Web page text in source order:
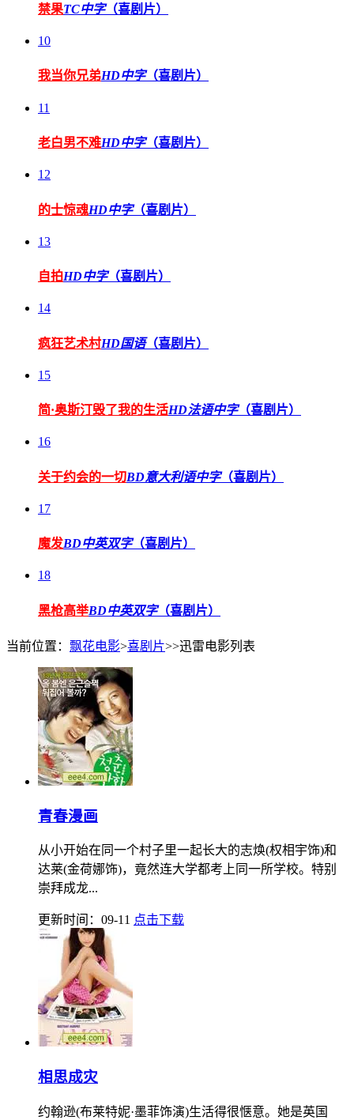
禁果TC中字（喜剧片）
10
我当你兄弟HD中字（喜剧片）
11
老白男不难HD中字（喜剧片）
12
的士惊魂HD中字（喜剧片）
13
自拍HD中字（喜剧片）
14
疯狂艺术村HD国语（喜剧片）
15
简·奥斯汀毁了我的生活HD法语中字（喜剧片）
16
关于约会的一切BD意大利语中字（喜剧片）
17
魔发BD中英双字（喜剧片）
18
黑枪高举BD中英双字（喜剧片）
当前位置： 飘花电影>喜剧片>>迅雷电影列表
青春漫画
从小开始在同一个村子里一起长大的志焕(权相宇饰)和
达莱(金荷娜饰)，竟然连大学都考上同一所学校。特别
崇拜成龙...
更新时间：09-11 点击下载
相思成灾
约翰逊(布莱特妮·墨菲饰演)生活得很惬意。她是英国